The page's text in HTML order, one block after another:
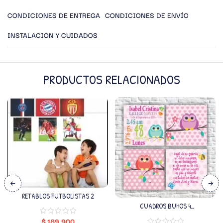
CONDICIONES DE ENTREGA CONDICIONES DE ENVÍO
INSTALACION Y CUIDADOS
PRODUCTOS RELACIONADOS
RETABLOS FUTBOLISTAS 2
CUADROS BUHOS 4